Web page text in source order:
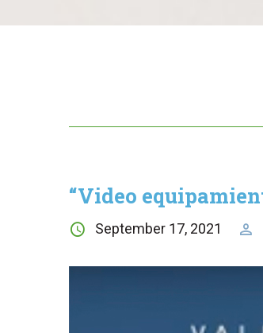
“Video
September 17, 2021